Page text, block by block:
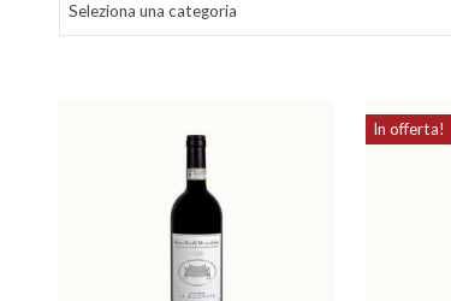
Seleziona una categoria
In offerta!